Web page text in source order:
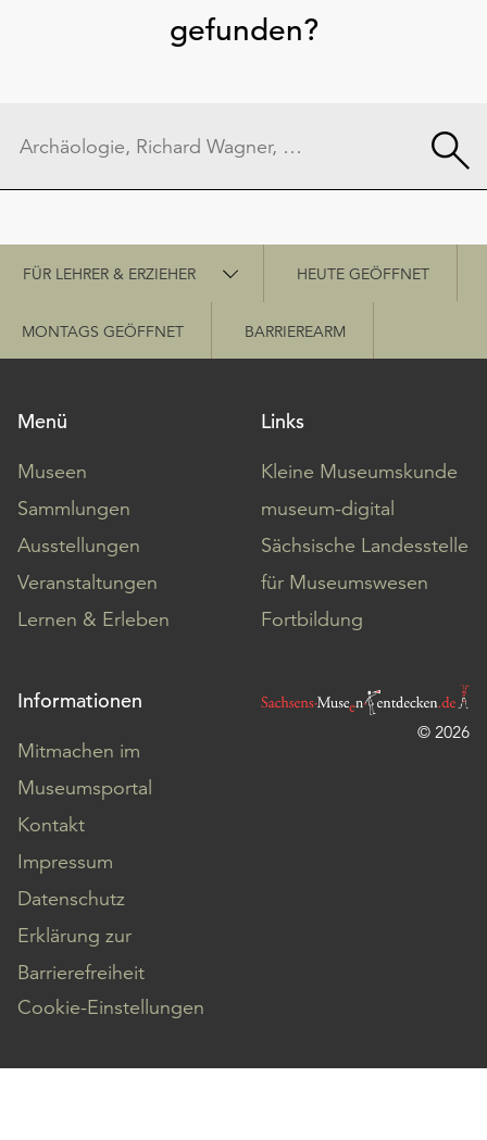
gefunden?
Schnellzugriff
FÜR LEHRER & ERZIEHER HEUTE GEÖFFNET
MONTAGS GEÖFFNET BARRIEREARM
Menü
Museen
Sammlungen
Ausstellungen
Veranstaltungen
Lernen & Erleben
Links
Kleine Museumskunde
museum-digital
Sächsische Landesstelle
für Museumswesen
Fortbildung
Informationen
Mitmachen im
Museumsportal
Kontakt
Impressum
Datenschutz
Erklärung zur
Barrierefreiheit
Cookie-Einstellungen
© 2026